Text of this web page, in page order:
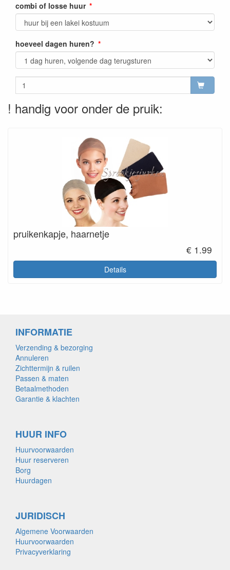
combi of losse huur
hoeveel dagen huren?
! handig voor onder de pruik:
pruikenkapje, haarnetje
€ 1.99
Details
INFORMATIE
Verzending & bezorging
Annuleren
Zichttermijn & ruilen
Passen & maten
Betaalmethoden
Garantie & klachten
HUUR INFO
Huurvoorwaarden
Huur reserveren
Borg
Huurdagen
JURIDISCH
Algemene Voorwaarden
Huurvoorwaarden
Privacyverklaring